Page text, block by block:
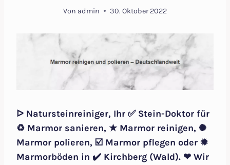
Von admin 30. Oktober 2022
ᐅ Natursteinreiniger, Ihr ✅ Stein-Doktor für
♻ Marmor sanieren, ★ Marmor reinigen, ✺
Marmor polieren, ☑️ Marmor pflegen oder ✹
Marmorböden in ✔️ Kirchberg (Wald). ❤ Wir